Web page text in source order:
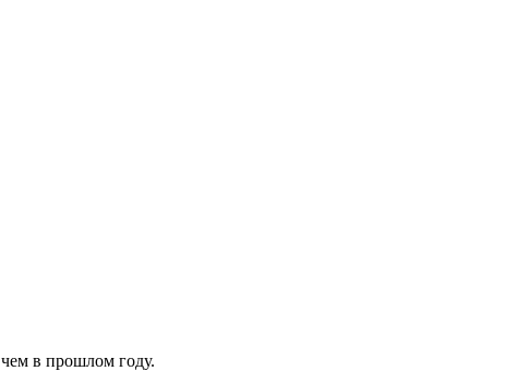
в прошлом году.